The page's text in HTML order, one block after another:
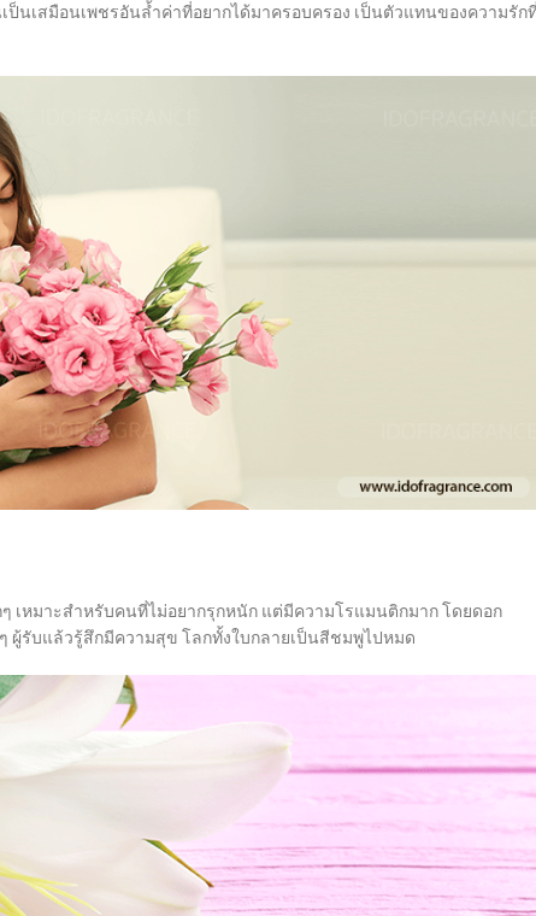
เสมือนเพชรอันล้ำค่าที่อยากได้มาครอบครอง เป็นตัวแทนของความรัก
เหมาะสำหรับคนที่ไม่อยากรุกหนัก แต่มีความโรแมนติกมาก โดยดอก
ผู้รับแล้วรู้สึกมีความสุข โลกทั้งใบกลายเป็นสีชมพูไปหมด